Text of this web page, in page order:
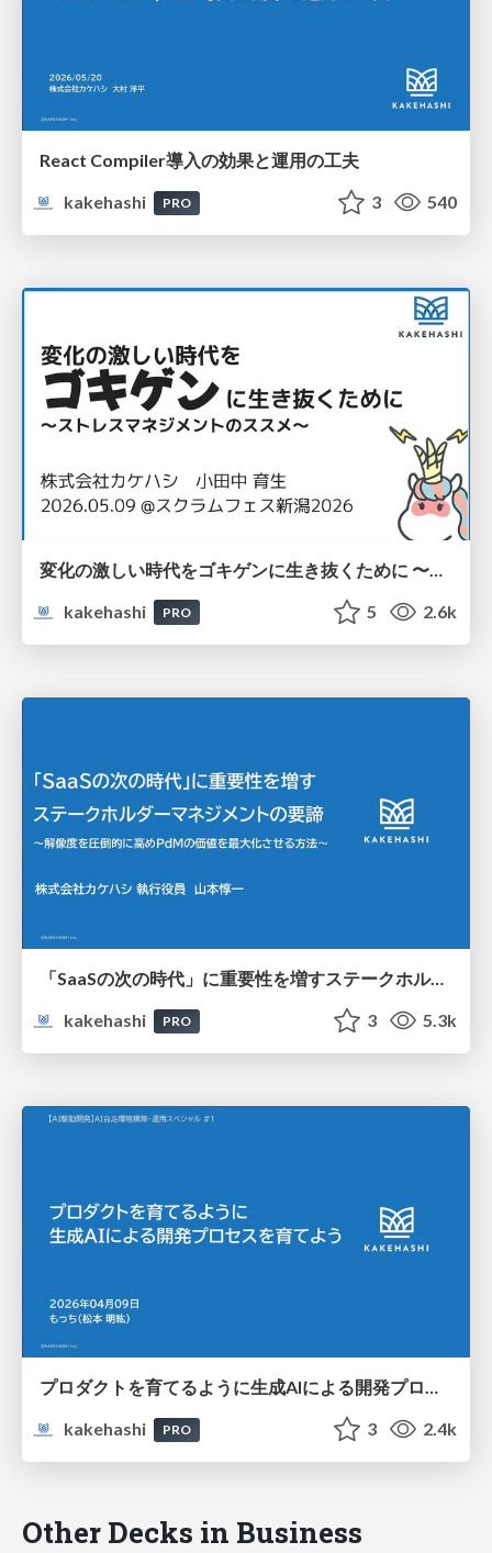
React Compiler導入の効果と運用の工夫
kakehashi
PRO 3 540
kakehashi
PRO 5 2.6k
「SaaSの次の時代」に重要性を増すステークホルダーマネジメントの要諦 ～解像度を圧倒的に高めPdMの価値を最大化させる方法～
kakehashi
PRO 3 5.3k
プロダクトを育てるように生成AIによる開発プロセスを育てよう
kakehashi
PRO 3 2.4k
Other Decks in Business